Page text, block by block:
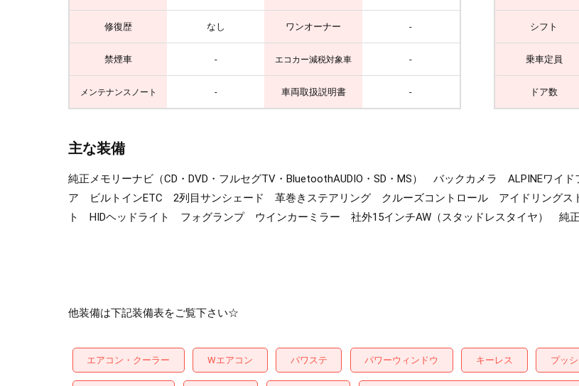
修復歴 なし ワンオーナー -
禁煙車 - エコカー減税対象車 -
メンテナンスノート - 車両取扱説明書 -
シフト
乗車定員
ドア数
主な装備
純正メモリーナビ（CD・DVD・フルセグTV・BluetoothAUDIO・SD・MS） バックカメラ ALPINEワ
ア ビルトインETC 2列目サンシェード 革巻きステアリング クルーズコントロール アイドリングス
ト HIDヘッドライト フォグランプ ウインカーミラー 社外15インチAW（スタッドレスタイヤ） 純正
他装備は下記装備表をご覧下さい☆
エアコン・クーラー Wエアコン パワステ パワーウィンドウ キーレス プッ